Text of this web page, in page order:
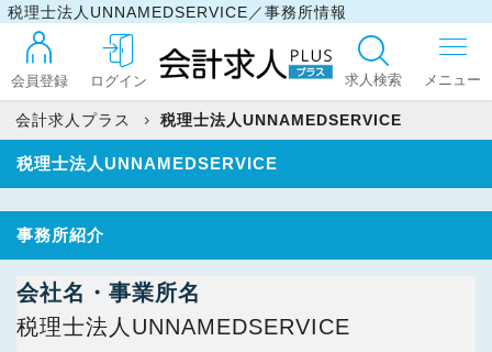
税理士法人UNNAMEDSERVICE／事務所情報
会員登録 ログイン 求人検索
ログイン
最近見た求人
マイリスト
会計求人プラス 税理士法人UNNAMEDSERVICE
税理士法人UNNAMEDSERVICE
事務所紹介
会社名・事業所名
税理士法人UNNAMEDSERVICE